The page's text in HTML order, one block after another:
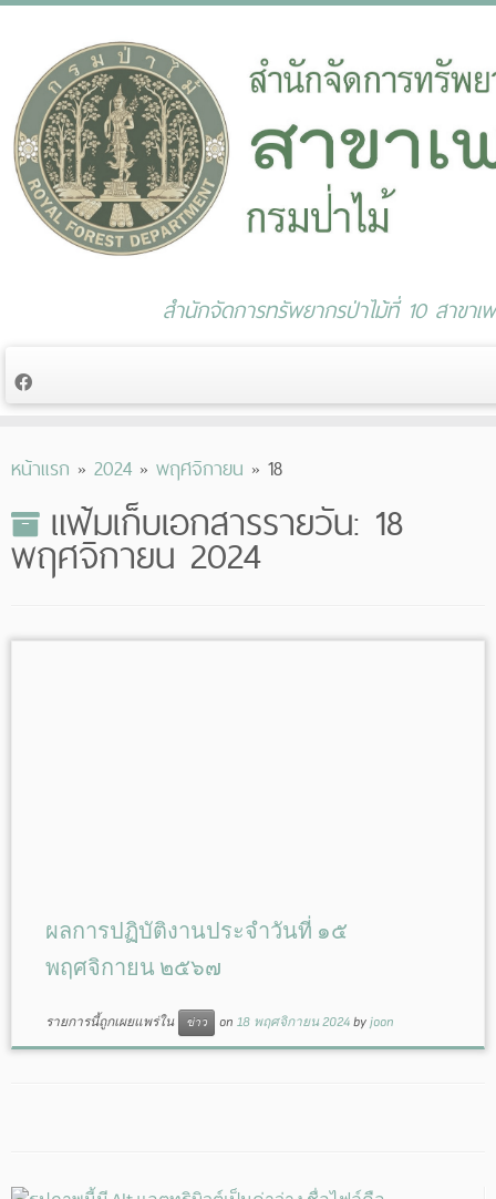
to
สำนักจัดการทรัพยากรป่าไม้ที่ 10 สาขาเ
หน้าแรก » 2024 » พฤศจิกายน » 18
แฟ้มเก็บเอกสารรายวัน: 18
พฤศจิกายน 2024
ผลการปฏิบัติงานประจำวันที่ ๑๕
พฤศจิกายน ๒๕๖๗
รายการนี้ถูกเผยแพร่ใน ข่าว on 18 พฤศจิกายน 2024 by joon